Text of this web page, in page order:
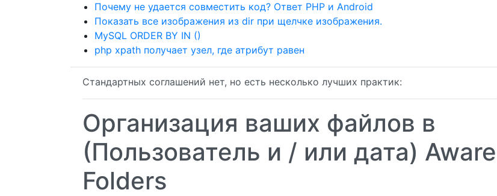
Почему не удается совместить код? Ответ PHP и Android
Показать все изображения из dir при щелчке изображения.
MySQL ORDER BY IN ()
php xpath получает узел, где атрибут равен
Стандартных соглашений нет, но есть несколько лучших практик:
Организация ваших файлов в
(Пользователь и / или дата) Aware
Folders